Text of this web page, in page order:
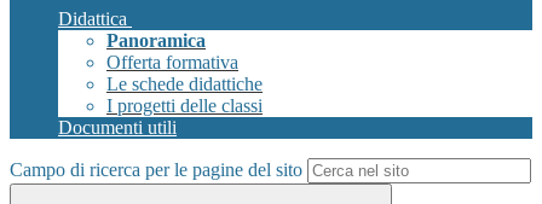
Didattica
Panoramica
Offerta formativa
Le schede didattiche
I progetti delle classi
Documenti utili
Campo di ricerca per le pagine del sito